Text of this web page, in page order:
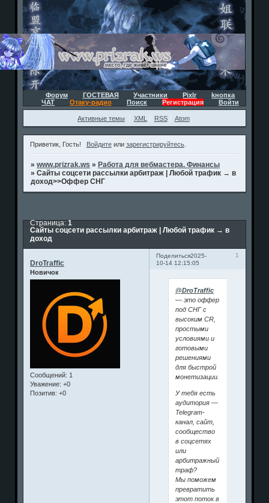
Форум ГОСТЕВАЯ Участники Pixlr
kнопка
ЧАТ
Отаку-радио Поиск Регистрация Войти
Активные темы XML RSS Atom
Приветик, Гость! Войдитеили зарегистрируйтесь.
»www.prizrak.ws » Работа для вебмастера. Финансы
»Сайты соцсети рассылки арбитраж | Любой трафик → в
доход>>Оффер СНГ
Сайты соцсети рассылки арбитраж | Любой трафик → в
доход
Страница:1
Поделиться 1
2025-
10-14 12:15:05
DroTraffic
Новичок
Сообщений: 1
Уважение: +0
Позитив: +0
@DroTraffic
— это оффер
под СНГ с
высоким CR,
простыми
условиями и
готовыми
решениями
для быстрой
монетизации.
У тебя есть
аудитория —
Telegram-
канал, сайт,
сообщество
в соцсетях
или
арбитражный
траф?
Мы поможем
превратить
этот поток в